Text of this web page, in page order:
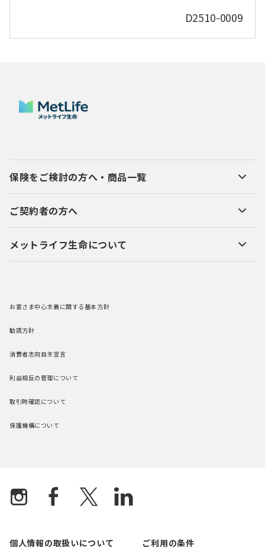
D2510-0009
保険をご検討の方へ・商品一覧
ご契約者の方へ
メットライフ生命について
お客さま中心主義に関する基本方針
勧誘方針
消費者志向自主宣言
利益相反の管理について
取引時確認について
保護機構について
個人情報の取扱いについて ご利用の条件